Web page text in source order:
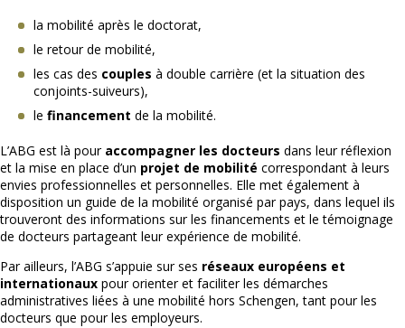
la mobilité après le doctorat,
le retour de mobilité,
les cas des couples à double carrière (et la situation des
conjoints-suiveurs),
le financement de la mobilité.
L’ABG est là pour accompagner les docteurs dans leur réflexion
et la mise en place d’un projet de mobilité correspondant à leurs
envies professionnelles et personnelles. Elle met également à
disposition un guide de la mobilité organisé par pays, dans lequel ils
trouveront des informations sur les financements et le témoignage
de docteurs partageant leur expérience de mobilité.
Par ailleurs, l’ABG s’appuie sur ses réseaux européens et
internationaux pour orienter et faciliter les démarches
administratives liées à une mobilité hors Schengen, tant pour les
docteurs que pour les employeurs.